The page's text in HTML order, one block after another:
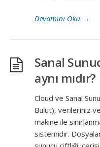
Devamını Oku →
Sanal
aynı mıdır?
Cloud ve Sanal
Bulut), verileriniz
makine ile
sistemidir.